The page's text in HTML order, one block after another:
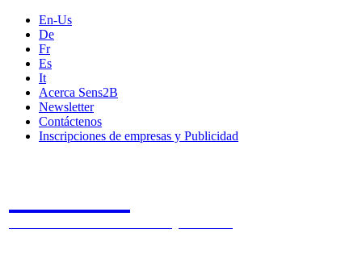
En-Us
De
Fr
Es
It
Acerca Sens2B
Newsletter
Contáctenos
Inscripciones de empresas y Publicidad